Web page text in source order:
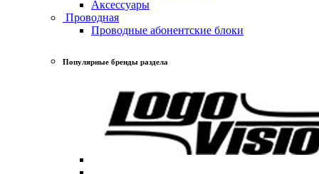
Аксессуары
Проводная
Проводные абонентские блоки
Популярные бренды раздела